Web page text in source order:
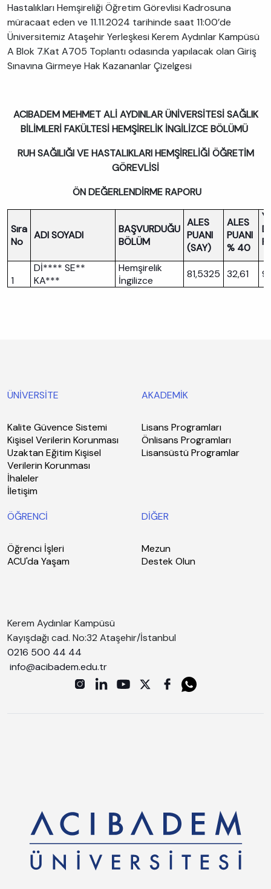
Hastalıkları Hemşireliği Öğretim Görevlisi Kadrosuna
müracaat eden ve 11.11.2024 tarihinde saat 11:00’de
Üniversitemiz Ataşehir Yerleşkesi Kerem Aydınlar Kampüsü
A Blok 7.Kat A705 Toplantı odasında yapılacak olan Giriş
Sınavına Girmeye Hak Kazananlar Çizelgesi
ACIBADEM MEHMET ALİ AYDINLAR ÜNİVERSİTESİ SAĞLIK
BİLİMLERİ FAKÜLTESİ HEMŞİRELİK İNGİLİZCE BÖLÜMÜ
RUH SAĞILIĞI VE HASTALIKLARI HEMŞİRELİĞİ ÖĞRETİM
GÖREVLİSİ
ÖN DEĞERLENDİRME RAPORU
Sıra
No
ADI SOYADI
BAŞVURDUĞU
BÖLÜM
ALES
PUANI
(SAY)
ALES
PUANI
% 40
1
Dİ**** SE**
KA***
Hemşirelik
İngilizce
81,5325 32,61
ÜNİVERSİTE
Kalite Güvence Sistemi
Kişisel Verilerin Korunması
Uzaktan Eğitim Kişisel
Verilerin Korunması
İhaleler
İletişim
AKADEMİK
Lisans Programları
Önlisans Programları
Lisansüstü Programlar
ÖĞRENCİ
Öğrenci İşleri
ACU'da Yaşam
DİĞER
Mezun
Destek Olun
Kerem Aydınlar Kampüsü
Kayışdağı cad. No:32 Ataşehir/İstanbul
0216 500 44 44
info@acibadem.edu.tr